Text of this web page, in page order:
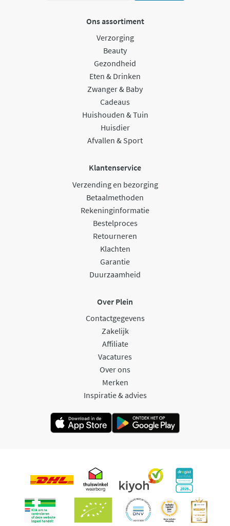
Ons assortiment
Verzorging
Beauty
Gezondheid
Eten & Drinken
Zwanger & Baby
Cadeaus
Huishouden & Tuin
Huisdier
Afvallen & Sport
Klantenservice
Verzending en bezorging
Betaalmethoden
Rekeninginformatie
Bestelproces
Retourneren
Klachten
Garantie
Duurzaamheid
Over Plein
Contactgegevens
Zakelijk
Affiliate
Vacatures
Over ons
Merken
Inspiratie & advies